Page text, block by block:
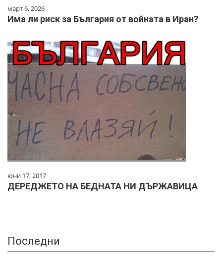
март 6, 2026
Има ли риск за България от войната в Иран?
юни 17, 2017
ДЕРЕДЖЕТО НА БЕДНАТА НИ ДЪРЖАВИЦА
Последни